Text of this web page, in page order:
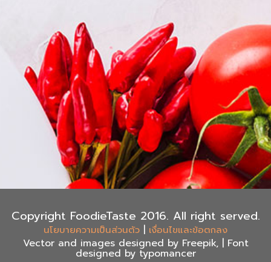
Copyright FoodieTaste 2016. All right served.
นโยบายความเป็นส่วนตัว | เงื่อนไขและข้อตกลง
Vector and images designed by Freepik, | Font
designed by typomancer